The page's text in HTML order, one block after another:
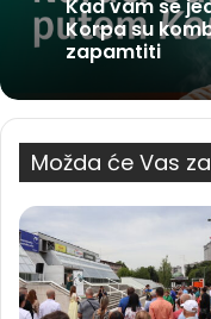
Kad vam se
Korpa su
zapamtiti
Možda će Vas